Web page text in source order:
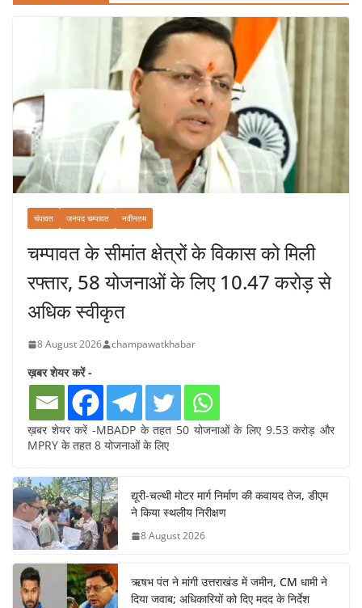
चंपावत जनपद चम्पावत नवीनतम
चम्पावत के सीमांत क्षेत्रों के विकास को मिली
रफ्तार, 58 योजनाओं के लिए 10.47 करोड़ से
अधिक स्वीकृत
8 August 2026 champawatkhabar
ख़बर शेयर करें -
ख़बर शेयर करें -MBADP के तहत 50 योजनाओं के लिए 9.53 करोड़ और
MPRY के तहत 8 योजनाओं के लिए
द्यूरी-चल्थी मोटर मार्ग निर्माण की कवायद तेज, डीएम
ने किया स्थलीय निरीक्षण
8 August 2026
ऋषभ पंत ने मांगी उत्तराखंड में जमीन, CM धामी ने
दिया जवाब; अधिकारियों को दिए मदद के निर्देश